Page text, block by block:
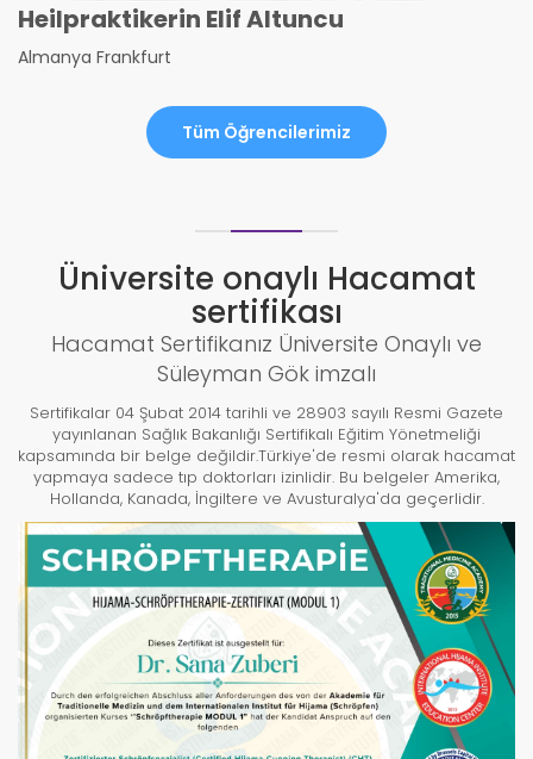
Heilpraktikerin Elif Altuncu
Almanya Frankfurt
Tüm Öğrencilerimiz
Üniversite onaylı Hacamat
sertifikası
Hacamat Sertifikanız Üniversite Onaylı ve
Süleyman Gök imzalı
Sertifikalar 04 Şubat 2014 tarihli ve 28903 sayılı Resmi Gazete
yayınlanan Sağlık Bakanlığı Sertifikalı Eğitim Yönetmeliği
kapsamında bir belge değildir.Türkiye'de resmi olarak hacamat
yapmaya sadece tıp doktorları izinlidir. Bu belgeler Amerika,
Hollanda, Kanada, İngiltere ve Avusturalya'da geçerlidir.